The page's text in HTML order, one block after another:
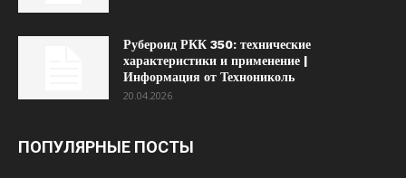
Рубероид РКК 350: технические
характеристики и применение |
Информация от Технониколь
20.04.2026
ПОПУЛЯРНЫЕ ПОСТЫ